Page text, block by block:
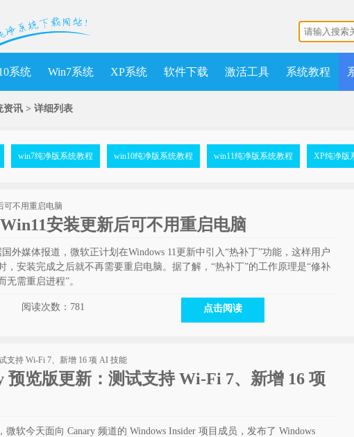
系统 Win7系统 XP系统 软件下载 激活工具 系统教程
资讯 > 详细列表
win7纯净版系统教程 win10纯净版系统教程 win11纯净版系统教程 XP纯净版
安装更新后可不用重启电脑
外媒体报道，微软正计划在Windows 11更新中引入“热补丁”功能，这样用户
，安装完成之后就不再需要重启电脑。据了解，“热补丁”的工作原理是“修补
需重启进程”。
阅读次数： 781 点击阅读
预览版更新：测试支持 Wi-Fi 7、新增 16 项
微软今天面向 Canary 频道的 Windows Insider 项目成员，发布了 Windows